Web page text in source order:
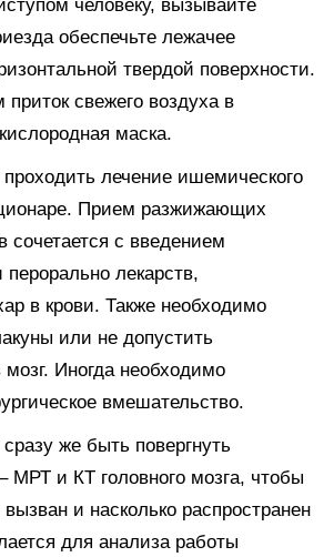
человеку, вызывайте
обеспечьте лежачее
твердой поверхности.
свежего воздуха в
маска.
лечение ишемического
Прием разжижающих
сочетается с введением
лекарств,
в крови. Также необходимо
или не допустить
мозг. Иногда необходимо
вмешательство.
же быть повергнуть
МРТ и КТ головного мозга, чтобы
и насколько распространен
для анализа работы